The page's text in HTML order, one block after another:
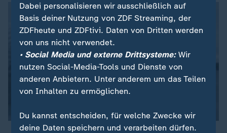
Dabei personalisieren wir ausschließlich auf
Basis deiner Nutzung von ZDF Streaming, der
ZDFheute und ZDFtivi. Daten von Dritten werden
von uns nicht verwendet.
• Social Media und externe Drittsysteme:Wir
nutzen Social-Media-Tools und Dienste von
anderen Anbietern. Unter anderem um das Teilen
von Inhalten zu ermöglichen.
Du kannst entscheiden, für welche Zwecke wir
deine Daten speichern und verarbeiten dürfen.